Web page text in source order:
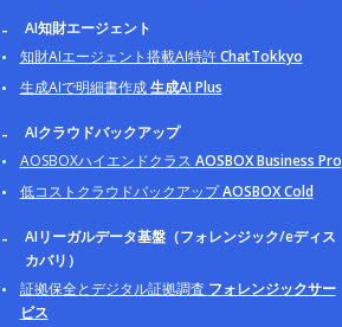
AI知財エージェント
知財AIエージェント搭載AI特許ChatTokkyo
生成AIで明細書作成生成AI Plus
AIクラウドバックアップ
AOSBOXハイエンドクラス AOSBOX Business Pro
低コストクラウドバックアップAOSBOX Cold
AIリーガルデータ基盤（フォレンジック/eディス
カバリ）
証拠保全とデジタル証拠調査 フォレンジックサー
ビス